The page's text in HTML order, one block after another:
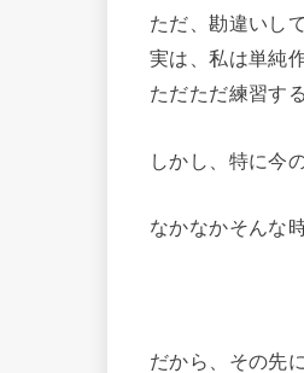
ただ、勘違いし
実は、私は単純
ただただ練習す
しかし、特に今
なかなかそんな
だから、その先